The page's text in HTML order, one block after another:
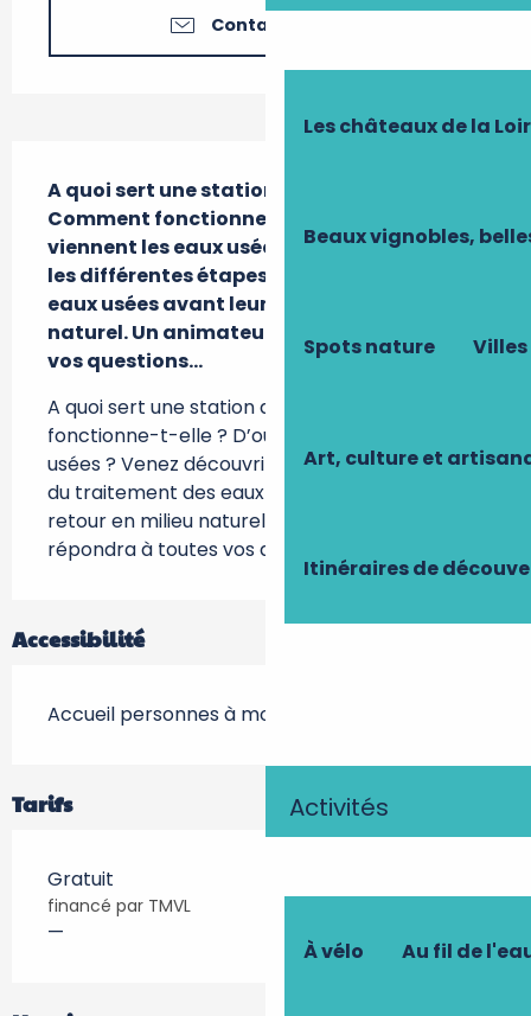
Les châteaux de la
Beaux vignobles,
Spots nature
Art, culture et
Itinéraires de
Activités
À vélo Au fil de
Contactez-nous
A quoi sert une station d’épuration ?
Comment fonctionne-t-elle ? D’où
viennent les eaux usées ? Venez découvrir
les différentes étapes du traitement des
eaux usées avant leur retour en milieu
naturel. Un animateur répondra à toutes
vos questions…
A quoi sert une station d’épuration ? Comment
fonctionne-t-elle ? D’où viennent les eaux
usées ? Venez découvrir les différentes étapes
du traitement des eaux usées avant leur
retour en milieu naturel. Un animateur
répondra à toutes vos questions…
Accessibilité
Accueil personnes à mobilité réduite
Tarifs
Gratuit
financé par TMVL
—